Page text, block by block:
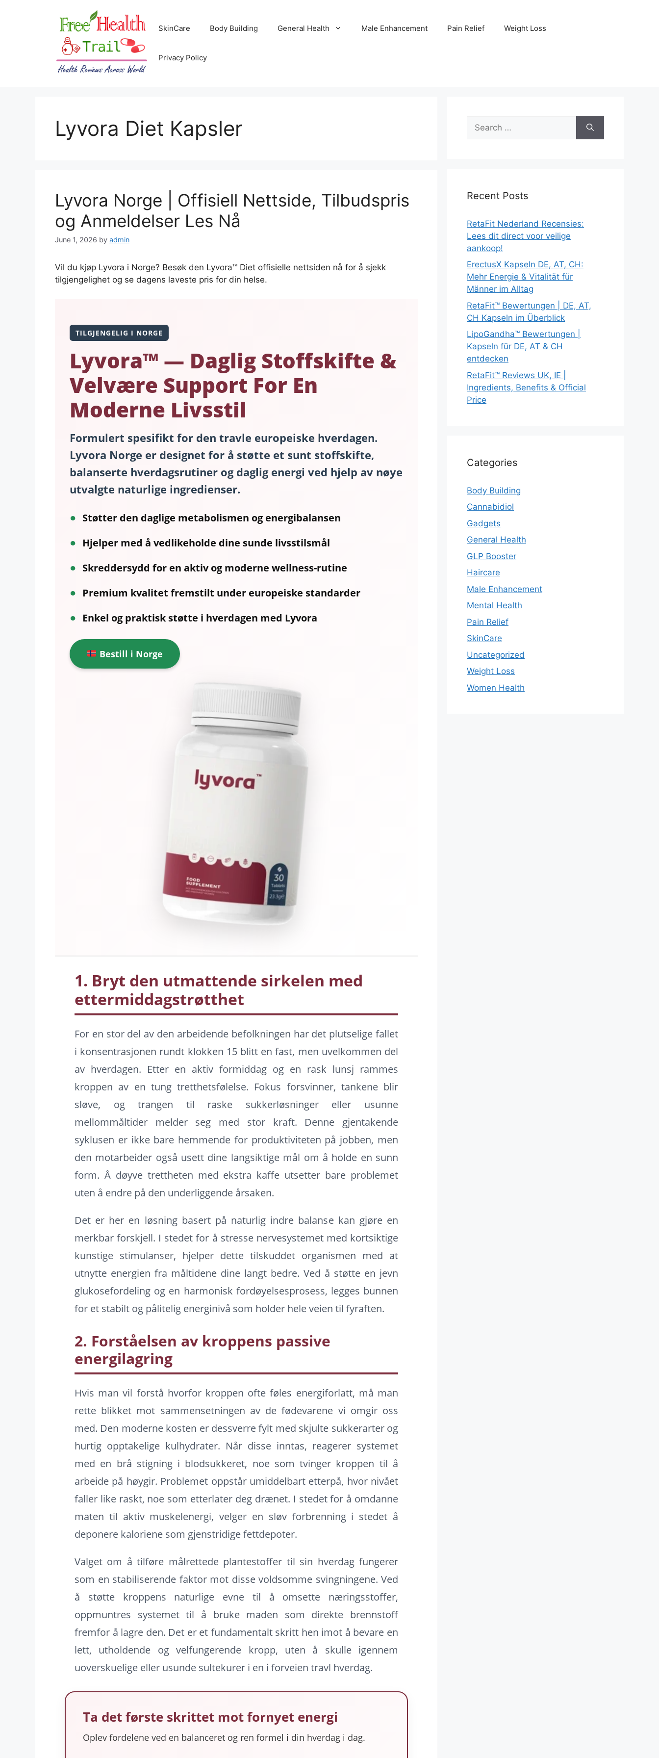
SkinCare Body Building General Health Male Enhancement Pain Relief Weight Loss
Privacy Policy
Lyvora Diet Kapsler
Lyvora Norge | Offisiell Nettside, Tilbudspris
og Anmeldelser Les Nå
June 1, 2026 by admin
Vil du kjøp Lyvora i Norge? Besøk den Lyvora™ Diet offisielle nettsiden nå for å sjekk
tilgjengelighet og se dagens laveste pris for din helse.
TILGJENGELIG I NORGE
Lyvora™ — Daglig Stoffskifte &
Velvære Support For En
Moderne Livsstil
Formulert spesifikt for den travle europeiske hverdagen.
Lyvora Norge er designet for å støtte et sunt stoffskifte,
balanserte hverdagsrutiner og daglig energi ved hjelp av nøye
utvalgte naturlige ingredienser.
● Støtter den daglige metabolismen og energibalansen
● Hjelper med å vedlikeholde dine sunde livsstilsmål
● Skreddersydd for en aktiv og moderne wellness-rutine
● Premium kvalitet fremstilt under europeiske standarder
● Enkel og praktisk støtte i hverdagen med Lyvora
Bestill i Norge
1. Bryt den utmattende sirkelen med
ettermiddagstrøtthet
For en stor del av den arbeidende befolkningen har det plutselige fallet
i konsentrasjonen rundt klokken 15 blitt en fast, men uvelkommen del
av hverdagen. Etter en aktiv formiddag og en rask lunsj rammes
kroppen av en tung tretthetsfølelse. Fokus forsvinner, tankene blir
sløve, og trangen til raske sukkerløsninger eller usunne
mellommåltider melder seg med stor kraft. Denne gjentakende
syklusen er ikke bare hemmende for produktiviteten på jobben, men
den motarbeider også usett dine langsiktige mål om å holde en sunn
form. Å døyve trettheten med ekstra kaffe utsetter bare problemet
uten å endre på den underliggende årsaken.
Det er her en løsning basert på naturlig indre balanse kan gjøre en
merkbar forskjell. I stedet for å stresse nervesystemet med kortsiktige
kunstige stimulanser, hjelper dette tilskuddet organismen med at
utnytte energien fra måltidene dine langt bedre. Ved å støtte en jevn
glukosefordeling og en harmonisk fordøyelsesprosess, legges bunnen
for et stabilt og pålitelig energinivå som holder hele veien til fyraften.
2. Forståelsen av kroppens passive
energilagring
Hvis man vil forstå hvorfor kroppen ofte føles energiforlatt, må man
rette blikket mot sammensetningen av de fødevarene vi omgir oss
med. Den moderne kosten er dessverre fylt med skjulte sukkerarter og
hurtig opptakelige kulhydrater. Når disse inntas, reagerer systemet
med en brå stigning i blodsukkeret, noe som tvinger kroppen til å
arbeide på høygir. Problemet oppstår umiddelbart etterpå, hvor nivået
faller like raskt, noe som etterlater deg drænet. I stedet for å omdanne
maten til aktiv muskelenergi, velger en sløv forbrenning i stedet å
deponere kaloriene som gjenstridige fettdepoter.
Valget om å tilføre målrettede plantestoffer til sin hverdag fungerer
som en stabiliserende faktor mot disse voldsomme svingningene. Ved
å støtte kroppens naturlige evne til å omsette næringsstoffer,
oppmuntres systemet til å bruke maden som direkte brennstoff
fremfor å lagre den. Det er et fundamentalt skritt hen imot å bevare en
lett, utholdende og velfungerende kropp, uten å skulle igennem
uoverskuelige eller usunde sultekurer i en i forveien travl hverdag.
Ta det første skrittet mot fornyet energi
Oplev fordelene ved en balanceret og ren formel i din hverdag i dag.
for:
Recent Posts
RetaFit Nederland Recensies:
Lees dit direct voor veilige
aankoop!
ErectusX Kapseln DE, AT, CH:
Mehr Energie & Vitalität für
Männer im Alltag
RetaFit™ Bewertungen | DE, AT,
CH Kapseln im Überblick
LipoGandha™ Bewertungen |
Kapseln für DE, AT & CH
entdecken
RetaFit™ Reviews UK, IE |
Ingredients, Benefits & Official
Price
Categories
Body Building
Cannabidiol
Gadgets
General Health
GLP Booster
Haircare
Male Enhancement
Mental Health
Pain Relief
SkinCare
Uncategorized
Weight Loss
Women Health